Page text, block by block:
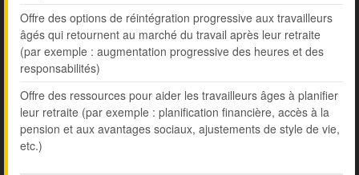
Offre des options de réintégration progressive aux travailleurs
âgés qui retournent au marché du travail après leur retraite
(par exemple : augmentation progressive des heures et des
responsabilités)
Offre des ressources pour aider les travailleurs âges à planifier
leur retraite (par exemple : planification financière, accès à la
pension et aux avantages sociaux, ajustements de style de vie,
etc.)